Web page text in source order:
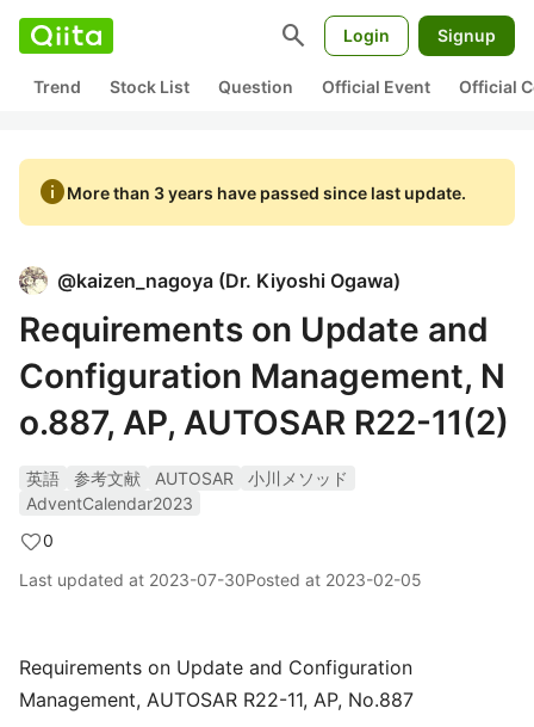
search Login Signup
Trend Stock List Question Official Event Official
infoMore than 3 years have passed since last update.
@kaizen_nagoya (Dr. Kiyoshi Ogawa)
Requirements on Update and
Configuration Management, N
o.887, AP, AUTOSAR R22-11(2)
英語 参考文献 AUTOSAR
小川メソッド
AdventCalendar2023
0
Last updated at 2023-07-30Posted at 2023-02-05
Requirements on Update and Configuration
Management, AUTOSAR R22-11, AP, No.887